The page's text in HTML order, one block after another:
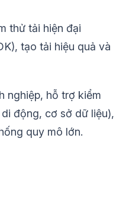
thử tải hiện đại
tạo tải hiệu quả và
nghiệp, hỗ trợ kiểm
động, cơ sở dữ liệu),
quy mô lớn.